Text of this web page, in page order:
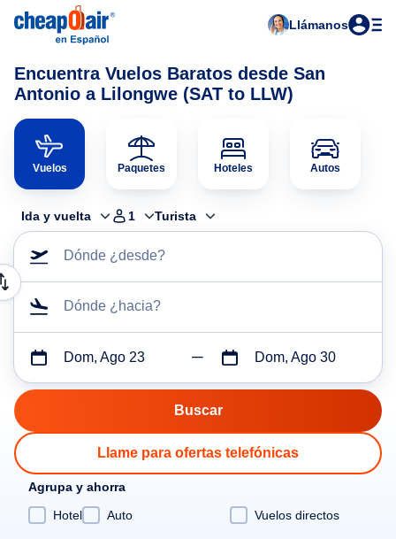
Llámanos
Encuentra Vuelos Baratos desde San
Antonio a Lilongwe (SAT to LLW)
Vuelos Paquetes Hoteles Autos
Ida y vuelta 1 Turista
Dónde ¿desde?
Dónde ¿hacia?
Dom, Ago 23 Dom, Ago 30
Llame para ofertas telefónicas
Agrupa y ahorra
Hotel
Auto Vuelos directos